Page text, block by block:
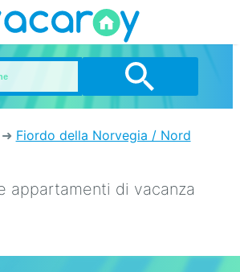
Fiordo della Norvegia / Nord
appartamenti di vacanza